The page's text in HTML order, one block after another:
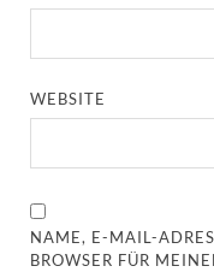
WEBSITE
NAME, E-MAIL-
BROWSER FÜR